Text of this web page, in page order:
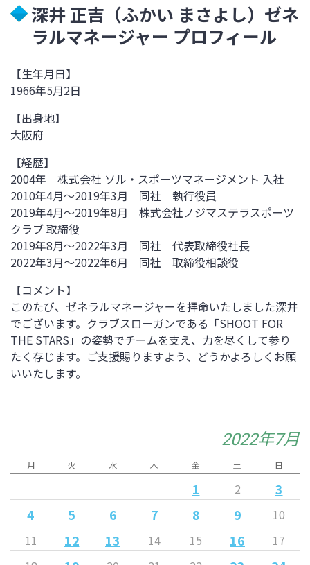
深井 正吉（ふかい まさよし）ゼネ
ラルマネージャー プロフィール
【生年月日】
1966年5月2日
【出身地】
大阪府
【経歴】
2004年 株式会社 ソル・スポーツマネージメント 入社
2010年4月～2019年3月 同社 執行役員
2019年4月～2019年8月 株式会社ノジマステラスポーツ
クラブ 取締役
2019年8月～2022年3月 同社 代表取締役社長
2022年3月～2022年6月 同社 取締役相談役
【コメント】
このたび、ゼネラルマネージャーを拝命いたしました深井
でございます。クラブスローガンである「SHOOT FOR
THE STARS」の姿勢でチームを支え、力を尽くして参り
たく存じます。ご支援賜りますよう、どうかよろしくお願
いいたします。
2022年7月
月 火 水 木 金 土 日
1 2
3
4
5 6 7 8 9
10
11
12 13 14 15 16
17